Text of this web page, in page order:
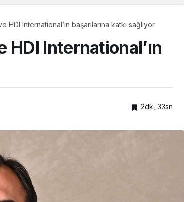
HDI International’ın başarılarına katkı sağlıyor
HDI International’ın
2dk, 33sn